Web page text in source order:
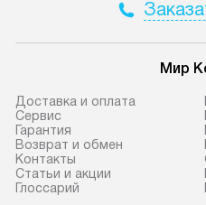
Москва. Пожалуйста,
доставки привозит
прибор до подъезда. Если
требуется переместить
до двери квартиры или до
установки, пожалуйста,
Мир
Доставка и оплата
Сервис
Гарантия
Возврат и обмен
Контакты
Статьи и акции
Глоссарий